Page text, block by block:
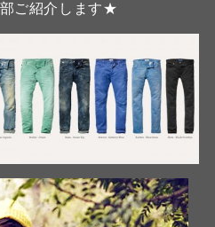
ご紹介します★